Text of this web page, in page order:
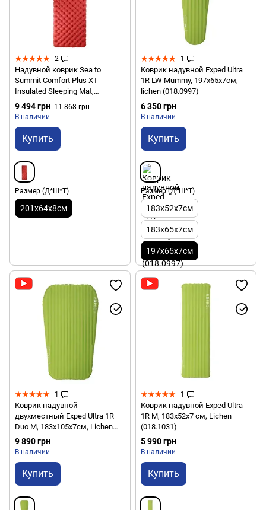
2
Надувной коврик Sea to
Summit Comfort Plus XT
Insulated Sleeping Mat,
201х64х8см, Red (STS
AMCPINS_RL)
9 494 грн 11 868 грн
В наличии
Купить
Размер (Д*Ш*Т)
201x64x8см
1
Коврик надувной Exped Ultra
1R LW Mummy, 197х65х7см,
lichen (018.0997)
6 350 грн
В наличии
Купить
Размер (Д*Ш*Т)
183х52х7см
183х65х7см
197х65х7см
1
Коврик надувной
двухместный Exped Ultra 1R
Duo M, 183х105х7см, Lichen
(018.0996)
9 890 грн
В наличии
Купить
1
Коврик надувной Exped Ultra
1R M, 183х52х7 см, Lichen
(018.1031)
5 990 грн
В наличии
Купить